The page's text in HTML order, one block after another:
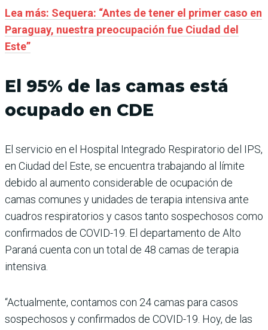
Lea más: Sequera: “Antes de tener el primer caso en
Paraguay, nuestra preocupación fue Ciudad del
Este”
El 95% de las camas está
ocupado en CDE
El servicio en el Hospital Integrado Respiratorio del IPS,
en Ciudad del Este, se encuentra trabajando al límite
debido al aumento considerable de ocupación de
camas comunes y unidades de terapia intensiva ante
cuadros respiratorios y casos tanto sospechosos como
confirmados de COVID-19. El departamento de Alto
Paraná cuenta con un total de 48 camas de terapia
intensiva.
“Actualmente, contamos con 24 camas para casos
sospechosos y confirmados de COVID-19. Hoy, de las